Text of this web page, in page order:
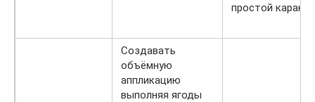
простой
Создавать
объёмную
аппликацию
выполняя ягоды